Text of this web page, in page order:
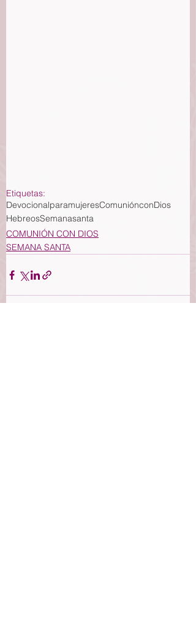
Etiquetas:
DevocionalparamujeresComuniónconDios
HebreosSemanasanta
COMUNIÓN CON DIOS
SEMANA SANTA